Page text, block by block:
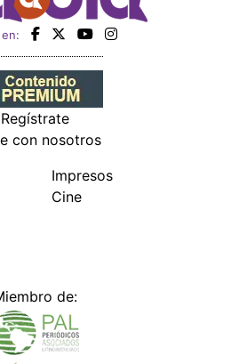
Regístrate
con nosotros
Impresos
Cine
de: